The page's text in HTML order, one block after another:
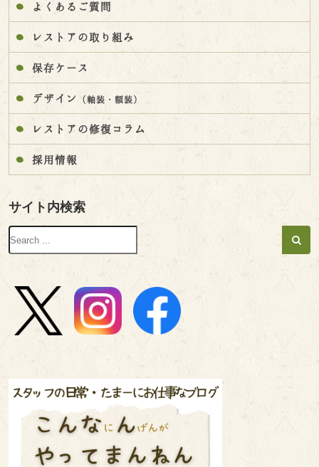
よくあるご質問
レストアの取り組み
保存ケース
デザイン （軸装・額装）
レストアの修復コラム
採用情報
サイト内検索